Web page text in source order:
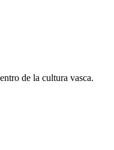
de la cultura vasca.